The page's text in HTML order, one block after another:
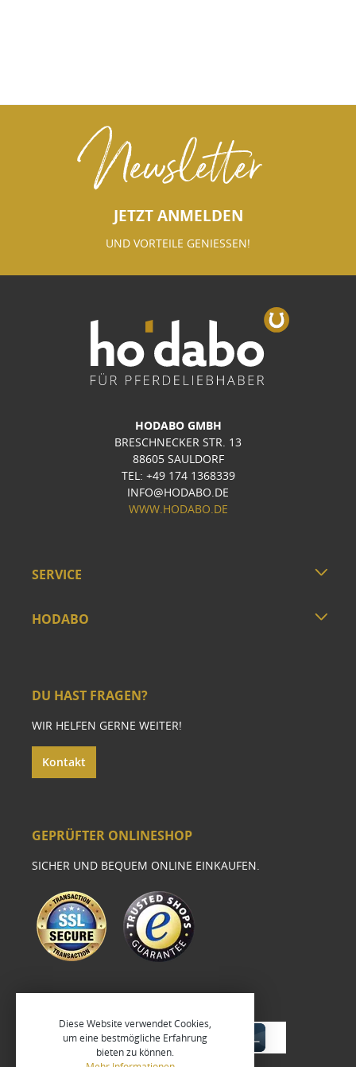
Newsletter
JETZT ANMELDEN
UND VORTEILE GENIESSEN!
HODABO GMBH
BRESCHNECKER STR. 13
88605 SAULDORF
TEL: +49 174 1368339
INFO@HODABO.DE
WWW.HODABO.DE
SERVICE
HODABO
DU HAST FRAGEN?
WIR HELFEN GERNE WEITER!
Kontakt
GEPRÜFTER ONLINESHOP
SICHER UND BEQUEM ONLINE EINKAUFEN.
Diese Website verwendet Cookies,
um eine bestmögliche Erfahrung
bieten zu können.